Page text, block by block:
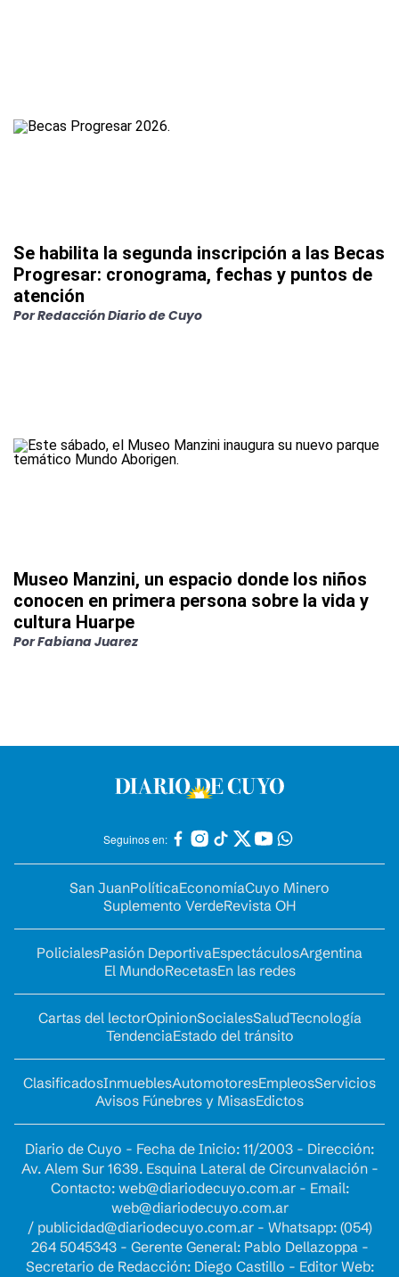
Se habilita la segunda inscripción a las Becas
Progresar: cronograma, fechas y puntos de
atención
PorRedacción Diario de Cuyo
Museo Manzini, un espacio donde los niños
conocen en primera persona sobre la vida y
cultura Huarpe
PorFabiana Juarez
Seguinos en:
San JuanPolíticaEconomíaCuyo Minero
Suplemento VerdeRevista OH
PolicialesPasión DeportivaEspectáculosArgentina
El MundoRecetasEn las redes
Cartas del lectorOpinionSocialesSaludTecnología
TendenciaEstado del tránsito
ClasificadosInmueblesAutomotoresEmpleosServicios
Avisos Fúnebres y MisasEdictos
Diario de Cuyo - Fecha de Inicio: 11/2003 - Dirección:
Av. Alem Sur 1639. Esquina Lateral de Circunvalación -
Contacto: web@diariodecuyo.com.ar- Email:
web@diariodecuyo.com.ar
/ publicidad@diariodecuyo.com.ar- Whatsapp: (054)
264 5045343 - Gerente General: Pablo Dellazoppa -
Secretario de Redacción: Diego Castillo - Editor Web: